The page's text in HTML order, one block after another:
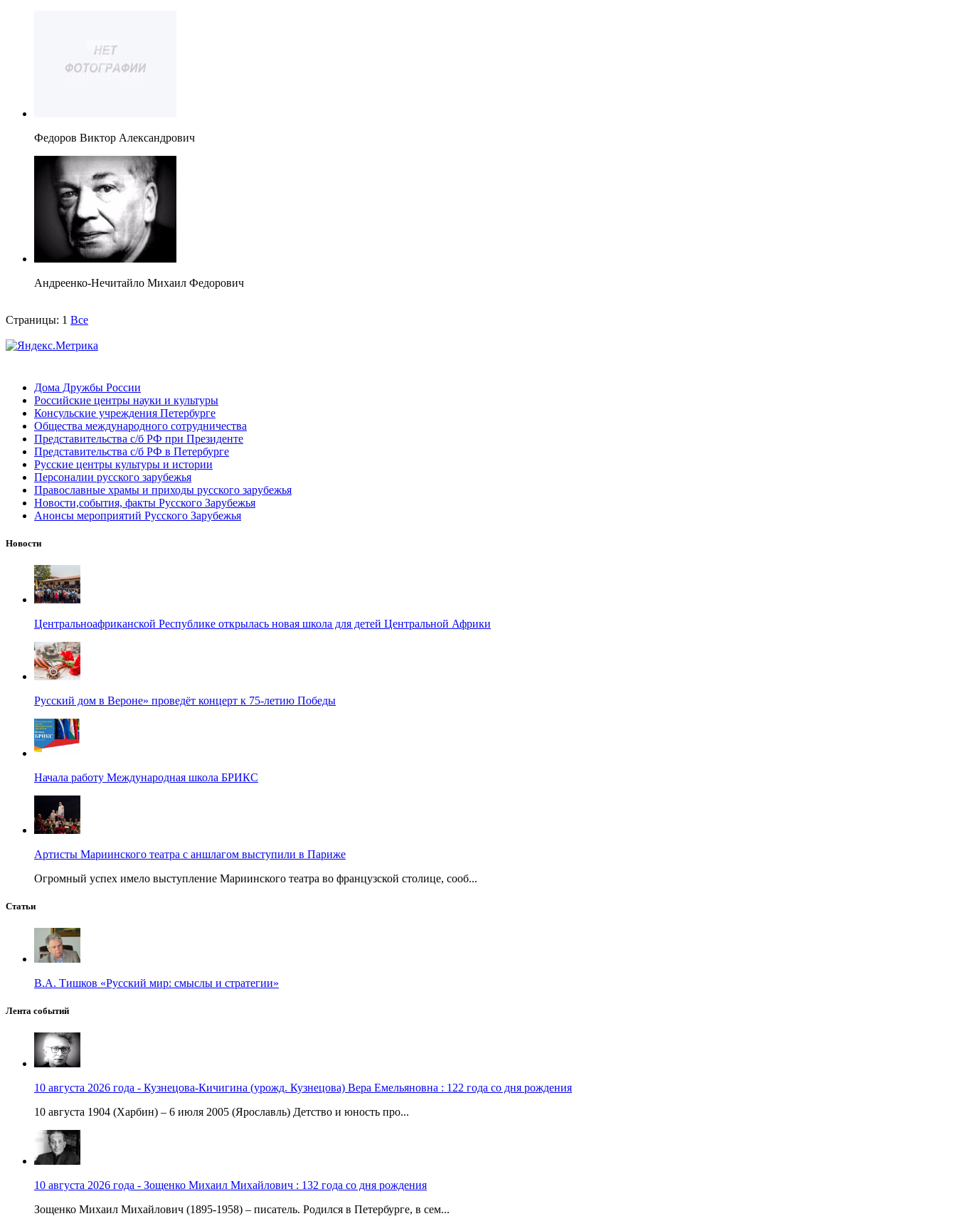
Федоров Виктор Александрович
Андреенко-Нечитайло Михаил Федорович
Страницы: 1 Все
Дома Дружбы России
Российские центры науки и культуры
Консульские учреждения Петербурге
Общества международного сотрудничества
Представительства с/б РФ при Президенте
Представительства с/б РФ в Петербурге
Русские центры культуры и истории
Персоналии русского зарубежья
Православные храмы и приходы русского зарубежья
Новости,события, факты Русского Зарубежья
Анонсы мероприятий Русского Зарубежья
Новости
Центральноафриканской Республике открылась новая школа для детей Центральной Африки
Русский дом в Вероне» проведёт концерт к 75-летию Победы
Начала работу Международная школа БРИКС
Артисты Мариинского театра с аншлагом выступили в Париже
Огромный успех имело выступление Мариинского театра во французской столице, сооб...
Статьи
В.А. Тишков «Русский мир: смыслы и стратегии»
Лента событий
10 августа 2026 года - Кузнецова-Кичигина (урожд. Кузнецова) Вера Емельяновна : 122 года со дня рождения
10 августа 1904 (Харбин) – 6 июля 2005 (Ярославль) Детство и юность про...
10 августа 2026 года - Зощенко Михаил Михайлович : 132 года со дня рождения
Зощенко Михаил Михайлович (1895-1958) – писатель. Родился в Петербурге, в сем...